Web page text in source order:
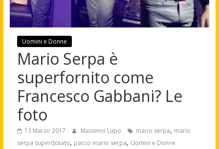
Uomini e Donne
Mario Serpa è
superfornito come
Francesco Gabbani? Le
foto
13 Marzo 2017 Massimo Lupo mario serpa, mario
serpa superdotato, pacco mario serpa, Uomini e Donne